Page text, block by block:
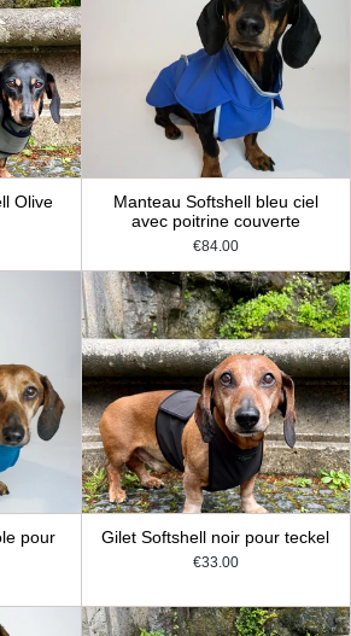
Olive
Manteau Softshell bleu ciel
avec poitrine couverte
€84.00
pour
Gilet Softshell noir pour teckel
€33.00